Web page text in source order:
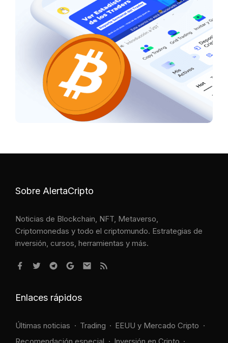
Sobre AlertaCripto
Noticias de Blockchain, NFT, Metaverso,
Criptomonedas y todo el criptomundo. Estrategias de
inversión, cursos, herramientas y más.
Enlaces rápidos
Últimas noticias Trading
EEUU y Mercado Cripto